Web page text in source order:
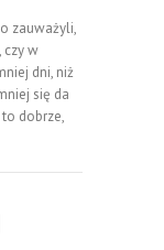
zauważyli,
czy w
dni, niż
się da
dobrze,